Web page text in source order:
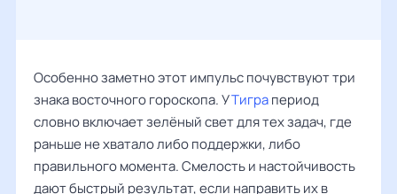
Особенно заметно этот импульс почувствуют три
знака восточного гороскопа. УТиграпериод
словно включает зелёный свет для тех задач, где
раньше не хватало либо поддержки, либо
правильного момента. Смелость и настойчивость
дают быстрый результат, если направить их в